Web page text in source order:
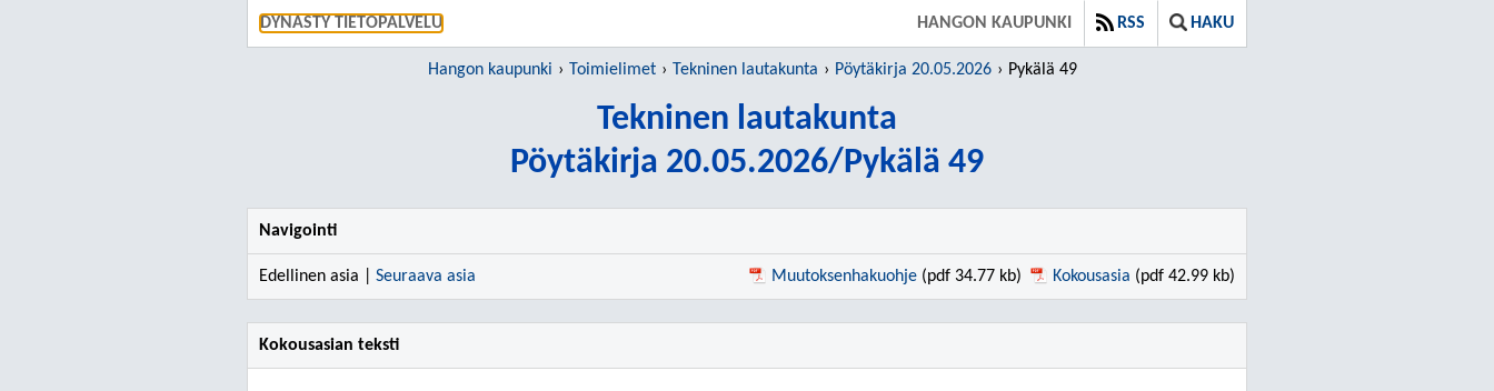
DYNASTY TIETOPALVELU HANGON KAUPUNKI RSS HAKU
Hangon kaupunki Toimielimet Tekninen lautakunta Pöytäkirja 20.05.2026 Pykälä 49
Tekninen lautakunta
Pöytäkirja 20.05.2026/Pykälä 49
Navigointi
Edellinen asia | Seuraava asia Muutoksenhakuohje (pdf 34.77 kb) Kokousasia (pdf 42.99 kb)
Kokousasian teksti